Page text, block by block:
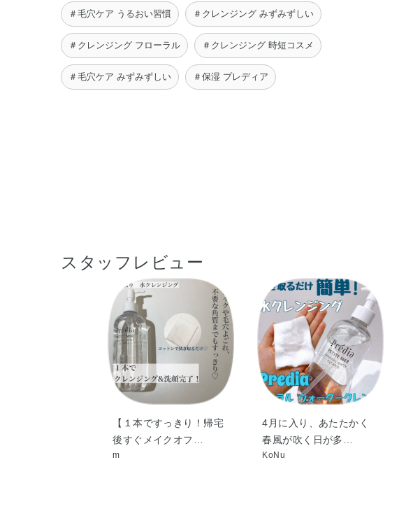
＃毛穴ケア うるおい習慣 ＃クレンジング みずみずしい
＃クレンジング フローラル ＃クレンジング 時短コスメ
＃毛穴ケア みずみずしい ＃保湿 プレディア
スタッフレビュー
【１本ですっきり！帰宅
後すぐメイクオフ…
m
4月に入り、あたたかく
春風が吹く日が多…
KoNu